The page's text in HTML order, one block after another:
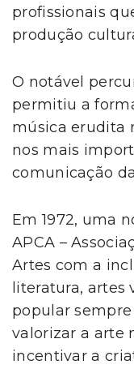
profissionais
produção
O notável
permitiu a
música erudita
nos mais
comunicação
Em 1972, uma
APCA –
Artes com a
literatura, artes
popular
valorizar a arte
incentivar a